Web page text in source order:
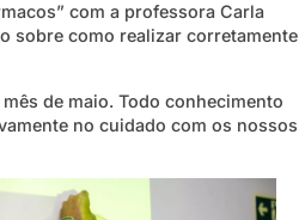
com a professora Carla
sobre como realizar corretamente
de maio. Todo conhecimento
no cuidado com os nossos